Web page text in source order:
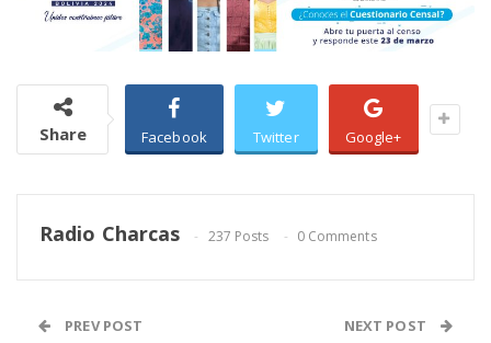
Share Facebook Twitter Google+
Radio Charcas 237 Posts 0 Comments
PREV POST NEXT POST